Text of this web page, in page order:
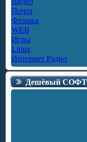
Почта
Флэшка
WEB
Игры
Linux
Интернет Радио
Дешёвый СОФТ